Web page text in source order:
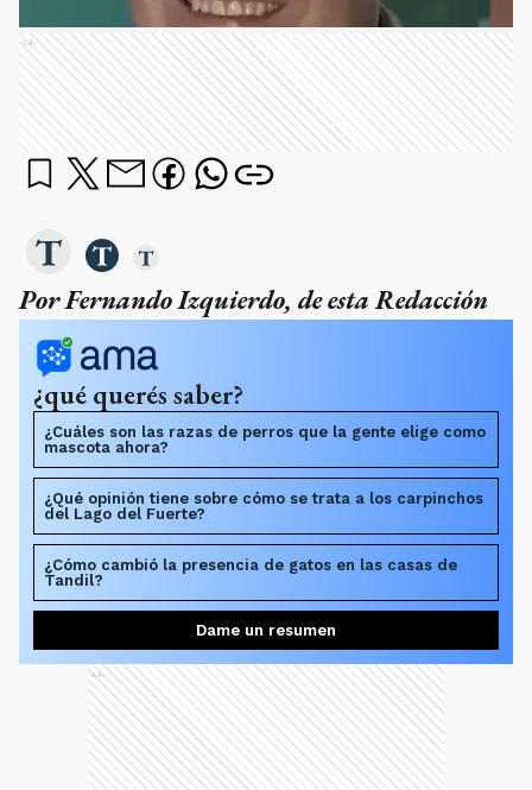
Ads
Por Fernando Izquierdo, de esta Redacción
¿qué querés saber?
¿Cuáles son las razas de perros que la gente elige como
mascota ahora?
¿Qué opinión tiene sobre cómo se trata a los carpinchos
del Lago del Fuerte?
¿Cómo cambió la presencia de gatos en las casas de
Tandil?
Dame un resumen
Ads